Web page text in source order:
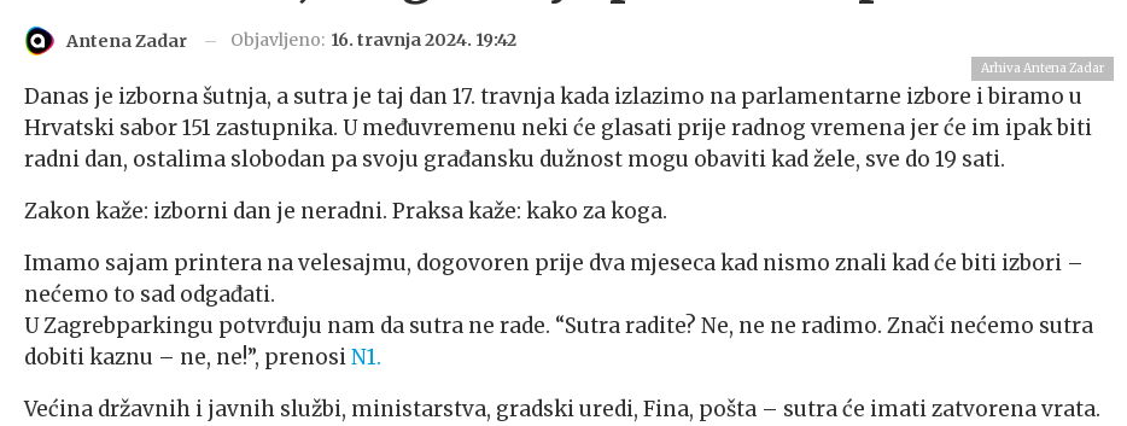
Antena Zadar Objavljeno: 16. travnja 2024. 19:42
Arhiva Antena Zadar
Danas je izborna šutnja, a sutra je taj dan 17. travnja kada izlazimo na parlamentarne izbore i biramo u
Hrvatski sabor 151 zastupnika. U međuvremenu neki će glasati prije radnog vremena jer će im ipak biti
radni dan, ostalima slobodan pa svoju građansku dužnost mogu obaviti kad žele, sve do 19 sati.
Zakon kaže: izborni dan je neradni. Praksa kaže: kako za koga.
Imamo sajam printera na velesajmu, dogovoren prije dva mjeseca kad nismo znali kad će biti izbori –
nećemo to sad odgađati.
U Zagrebparkingu potvrđuju nam da sutra ne rade. “Sutra radite? Ne, ne ne radimo. Znači nećemo sutra
dobiti kaznu – ne, ne!”, prenosiN1.
Većina državnih i javnih službi, ministarstva, gradski uredi, Fina, pošta – sutra će imati zatvorena vrata.